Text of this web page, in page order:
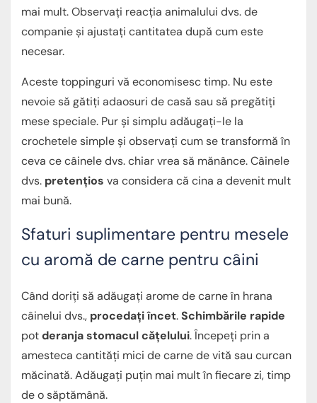
mai mult. Observați reacția animalului dvs. de
companie și ajustați cantitatea după cum este
necesar.
Aceste toppinguri vă economisesc timp. Nu este
nevoie să gătiți adaosuri de casă sau să pregătiți
mese speciale. Pur și simplu adăugați-le la
crochetele simple și observați cum se transformă în
ceva ce câinele dvs. chiar vrea să mănânce. Câinele
dvs. pretențios va considera că cina a devenit mult
mai bună.
Sfaturi suplimentare pentru mesele
cu aromă de carne pentru câini
Când doriți să adăugați arome de carne în hrana
câinelui dvs., procedați încet.Schimbările rapide
potderanja stomacul cățelului. Începeți prin a
amesteca cantități mici de carne de vită sau curcan
măcinată. Adăugați puțin mai mult în fiecare zi, timp
de o săptămână.